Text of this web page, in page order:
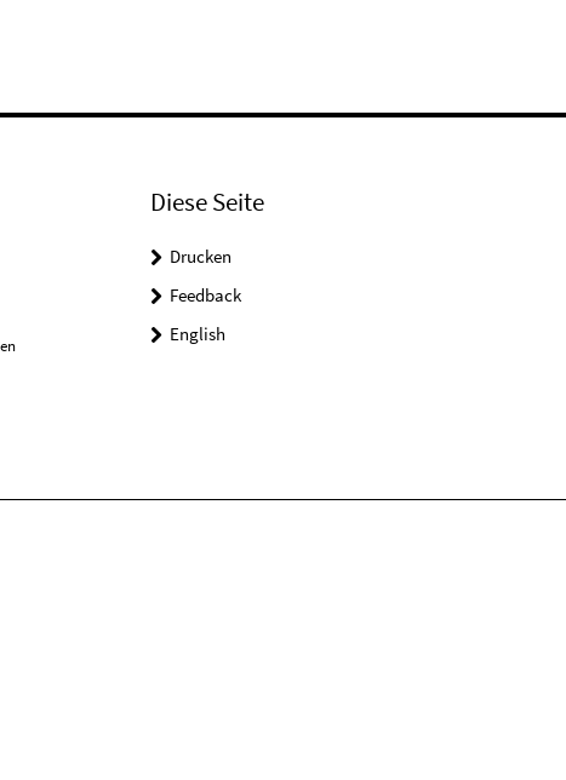
Diese Seite
Drucken
Feedback
English